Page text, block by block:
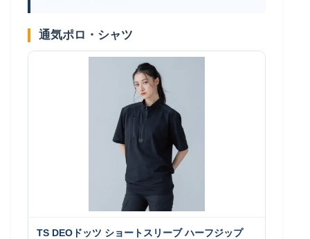
通気ポロ・シャツ
TS DEOドッツ ショートスリーブ ハーフジップ